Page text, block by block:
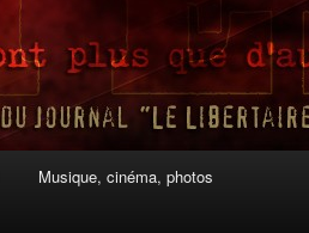
Musique, cinéma, photos